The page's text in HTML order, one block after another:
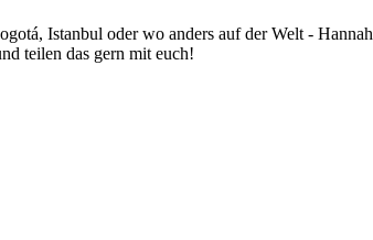
Istanbul oder wo anders auf der Welt -
teilen das gern mit euch!